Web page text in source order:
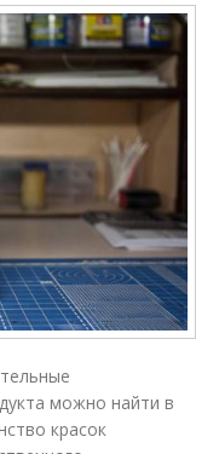
можно найти в
красок